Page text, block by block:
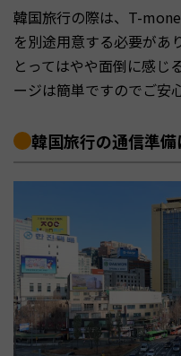
韓国旅行の際は、T-
を別途用意する必要があ
とってはやや面倒に感じ
ージは簡単ですのでご安
韓国旅行の通信準